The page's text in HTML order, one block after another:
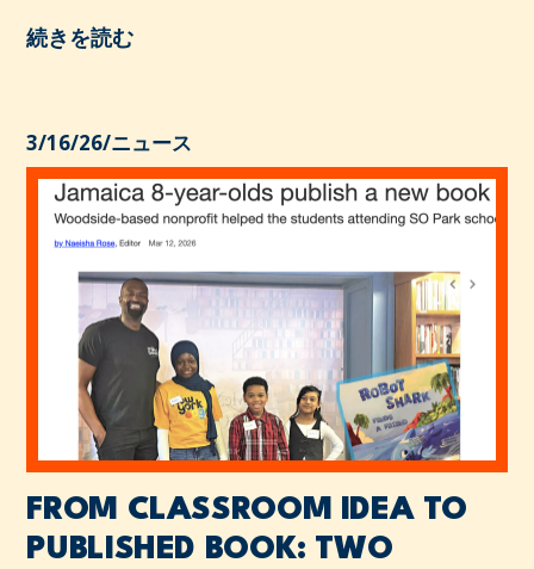
続きを読む
3/16/26/ニュース
FROM CLASSROOM IDEA TO
PUBLISHED BOOK: TWO